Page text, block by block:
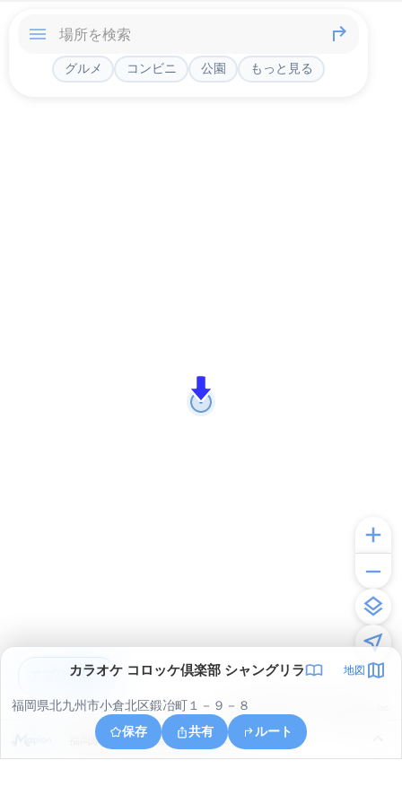
© ONE COMPATH © GeoTechnologies Inc.
グルメ コンビニ 公園 もっと見る
カラオケ コロッケ倶楽部 シャングリラ 地図
福岡県北九州市小倉北区鍛冶町１－９－８
保存
共有 ルート
福岡県北九州市小倉北区上富野１丁目２
アプリで見る